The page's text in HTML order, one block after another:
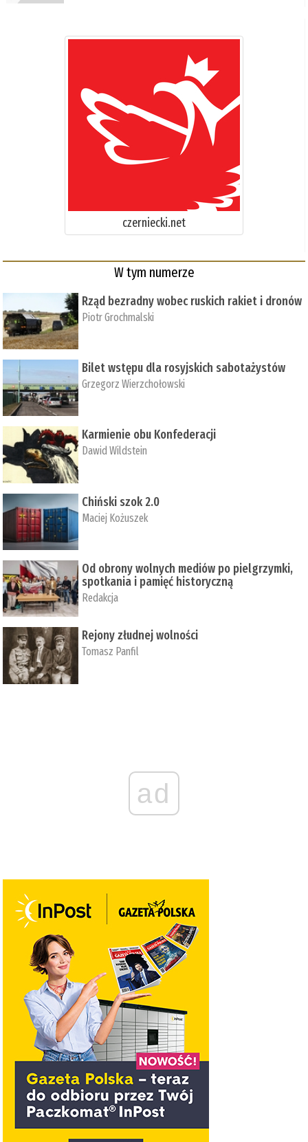
czerniecki.net
W tym numerze
Rząd bezradny wobec ruskich rakiet i dronów
Piotr Grochmalski
Bilet wstępu dla rosyjskich sabotażystów
Grzegorz Wierzchołowski
Karmienie obu Konfederacji
Dawid Wildstein
Chiński szok 2.0
Maciej Kożuszek
Od obrony wolnych mediów po pielgrzymki,
spotkania i pamięć historyczną
Redakcja
Rejony złudnej wolności
Tomasz Panfil
ad